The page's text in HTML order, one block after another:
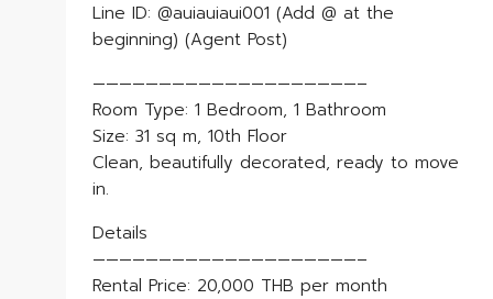
Line ID: @auiauiaui001 (Add @ at the
beginning) (Agent Post)
————————————————————–
Room Type: 1 Bedroom, 1 Bathroom
Size: 31 sq m, 10th Floor
Clean, beautifully decorated, ready to move
in.
Details
————————————————————–
Rental Price: 20,000 THB per month